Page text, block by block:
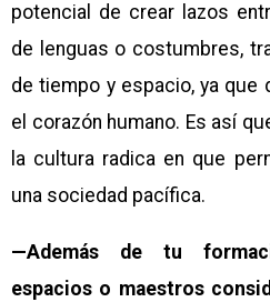
potencial de crear lazos
de lenguas o costumbres,
de tiempo y espacio, ya que
el corazón humano. Es así
la cultura radica en que
una sociedad pacífica.
—Además de tu
espacios o maestros